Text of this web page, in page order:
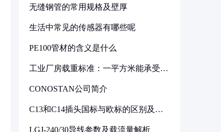
无缝钢管的常用规格及壁厚
生活中常见的传感器有哪些呢
PE100管材的含义是什么
工业厂房载重标准：一平方米能承受多
CONOSTAN公司简介
C13和C14插头国标与欧标的区别及其
LGJ-240/30导线参数及载流量解析